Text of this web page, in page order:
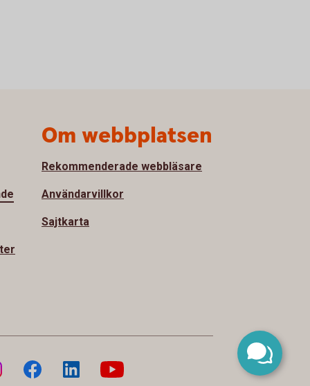
Om webbplatsen
Rekommenderade webbläsare
Användarvillkor
Sajtkarta